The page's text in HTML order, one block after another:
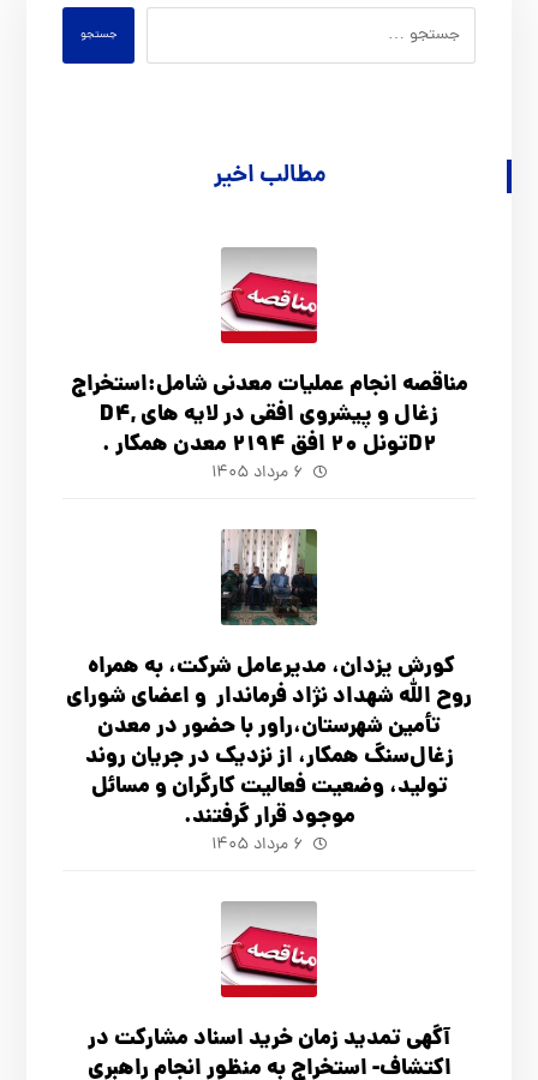
جستجو
مطالب اخیر
مناقصه انجام عملیات معدنی شامل:استخراج
زغال و پیشروی افقی در لایه های D4,
D2تونل 20 افق 2194 معدن همکار .
۶ مرداد ۱۴۰۵
کورش یزدان، مدیرعامل شرکت، به همراه
روح الله شهداد نژاد فرماندار و اعضای شورای
تأ‌مین شهرستان،راور با حضور در معدن
زغال‌سنگ همکار، از نزدیک در جریان روند
تولید، وضعیت فعالیت کارگران و مسائل
موجود قرار گرفتند.
۶ مرداد ۱۴۰۵
آگهي تمدید زمان خرید اسناد مشارکت در
اکتشاف- استخراج به منظور انجام راهبری